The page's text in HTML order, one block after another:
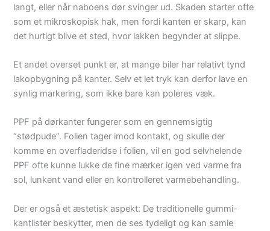
langt, eller når naboens dør svinger ud. Skaden starter ofte
som et mikroskopisk hak, men fordi kanten er skarp, kan
det hurtigt blive et sted, hvor lakken begynder at slippe.
Et andet overset punkt er, at mange biler har relativt tynd
lakopbygning på kanter. Selv et let tryk kan derfor lave en
synlig markering, som ikke bare kan poleres væk.
PPF på dørkanter fungerer som en gennemsigtig
“stødpude”. Folien tager imod kontakt, og skulle der
komme en overfladeridse i folien, vil en god selvhelende
PPF ofte kunne lukke de fine mærker igen ved varme fra
sol, lunkent vand eller en kontrolleret varmebehandling.
Der er også et æstetisk aspekt: De traditionelle gummi-
kantlister beskytter, men de ses tydeligt og kan samle